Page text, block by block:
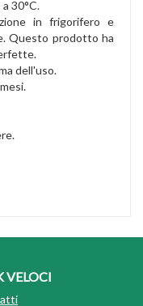
30°C.
in frigorifero e
Questo prodotto ha
dell'uso.
VELOCI